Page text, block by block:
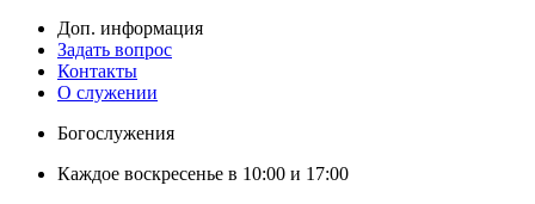
Доп. информация
Задать вопрос
Контакты
О служении
Богослужения
Каждое воскресенье в 10:00 и 17:00